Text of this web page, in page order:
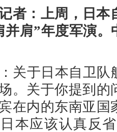
者：上周，日本
并肩”年度军演
关于日本自卫队
。关于你提到
在内的东南亚
本应该认真反